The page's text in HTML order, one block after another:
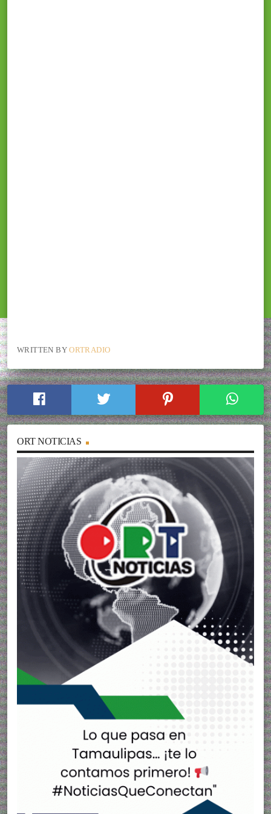
WRITTEN BYORTRADIO
ORT NOTICIAS